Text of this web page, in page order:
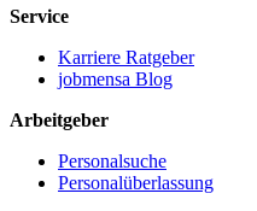
Service
Karriere Ratgeber
jobmensa Blog
Arbeitgeber
Personalsuche
Personalüberlassung